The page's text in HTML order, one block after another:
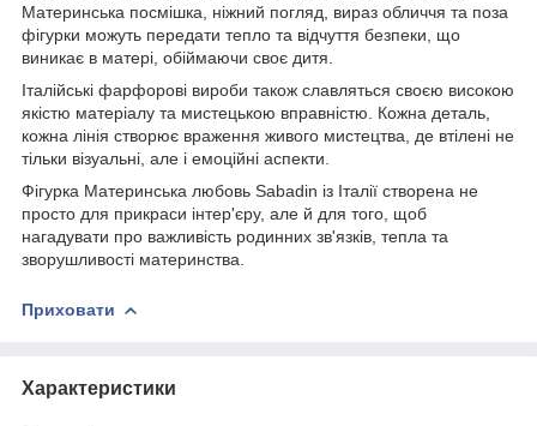
Материнська посмішка, ніжний погляд, вираз обличчя та поза
фігурки можуть передати тепло та відчуття безпеки, що
виникає в матері, обіймаючи своє дитя.
Італійські фарфорові вироби також славляться своєю високою
якістю матеріалу та мистецькою вправністю. Кожна деталь,
кожна лінія створює враження живого мистецтва, де втілені не
тільки візуальні, але і емоційні аспекти.
Фігурка Материнська любовь Sabadin із Італії створена не
просто для прикраси інтер'єру, але й для того, щоб
нагадувати про важливість родинних зв'язків, тепла та
зворушливості материнства.
Приховати
Характеристики